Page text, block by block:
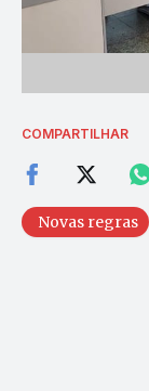
COMPARTILHAR
Novas regras